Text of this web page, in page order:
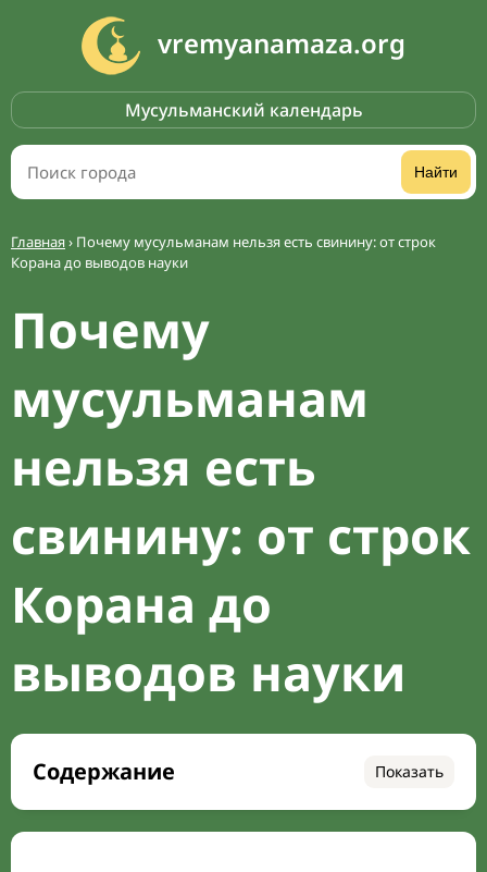
vremyanamaza.org
Мусульманский календарь
Найти
Главная› Почему мусульманам нельзя есть свинину: от строк
Корана до выводов науки
Почему
мусульманам
нельзя есть
свинину: от строк
Корана до
выводов науки
Содержание Показать
Короткий ответ — почему мусульманам
запрещена свинина